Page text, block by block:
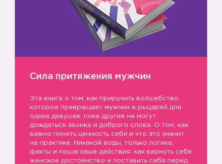
☑️
Сила притяжения мужчин
Эта книга о том, как приручить волшебство,
которое превращает мужчин в рыцарей для
одних девушек, пока другие не могут
дождаться звонка и доброго слова. О том, как
важно понять ценность себя и что это значит
на практике. Никакой воды, только логика,
факты и пошаговые действия: как вернуть себе
женское достоинство и поставить себя перед